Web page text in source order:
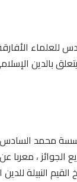
للعلماء
الإسلامي
محمد السادس
الجوائز ، معربا
النبيلة للدين